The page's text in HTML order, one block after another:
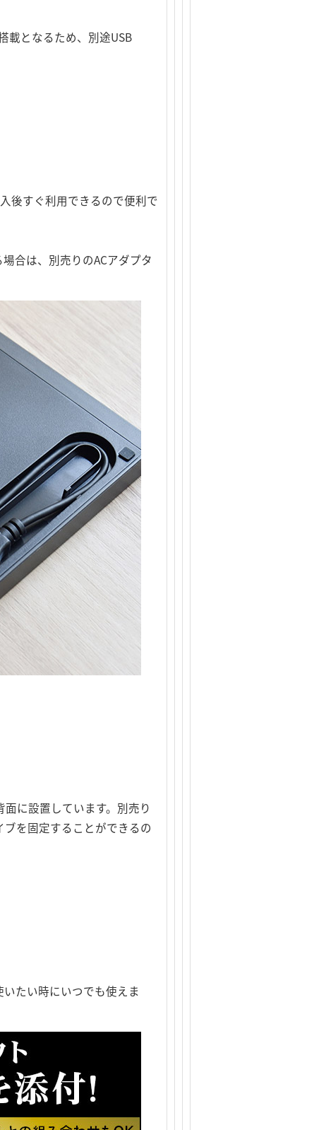
載となるため、別途USB
後すぐ利用できるので便利で
合は、別売りのACアダプタ
に設置しています。別売り
を固定することができるの
たい時にいつでも使えま